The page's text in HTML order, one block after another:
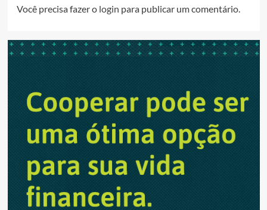
Você precisa fazer o login para publicar um comentário.